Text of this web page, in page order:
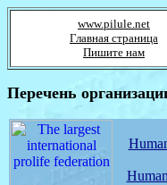
www.pilule.net
Главная страница
Пишите нам
Перечень